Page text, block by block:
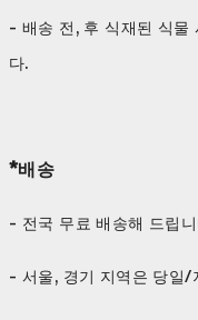
- 배송 전, 후 식재된 식물
다.
*배송
- 전국 무료 배송해 드립
- 서울, 경기 지역은 당일/